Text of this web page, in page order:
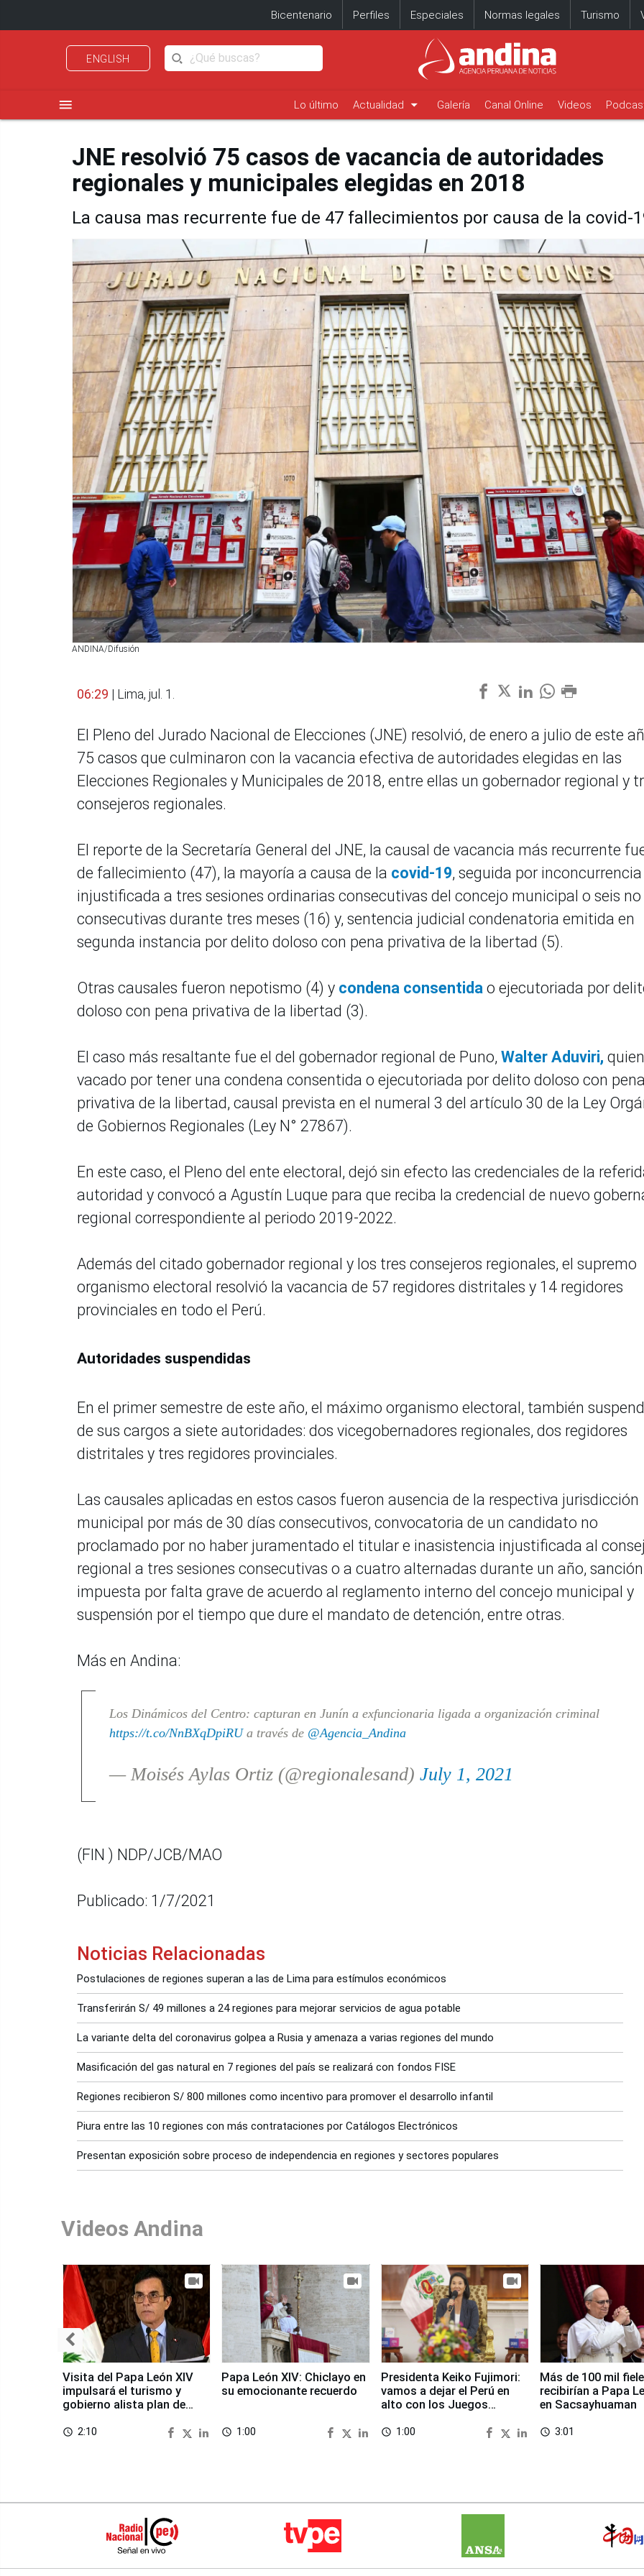
Bicentenario Perfiles Especiales Normas legales Turismo
ENGLISH
menu Lo último Actualidad arrow_drop_down Galería Canal Online Videos
JNE resolvió 75 casos de vacancia de autoridades
regionales y municipales elegidas en 2018
La causa mas recurrente fue de 47 fallecimientos por causa de la covid-
ANDINA/Difusión
06:29 | Lima, jul. 1.
El Pleno del Jurado Nacional de Elecciones (JNE) resolvió, de enero a julio de este
75 casos que culminaron con la vacancia efectiva de autoridades elegidas en las
Elecciones Regionales y Municipales de 2018, entre ellas un gobernador regional y
consejeros regionales.
El reporte de la Secretaría General del JNE, la causal de vacancia más recurrente
de fallecimiento (47), la mayoría a causa de la covid-19, seguida por inconcurrencia
injustificada a tres sesiones ordinarias consecutivas del concejo municipal o seis no
consecutivas durante tres meses (16) y, sentencia judicial condenatoria emitida en
segunda instancia por delito doloso con pena privativa de la libertad (5).
Otras causales fueron nepotismo (4) y condena consentida o ejecutoriada por
doloso con pena privativa de la libertad (3).
El caso más resaltante fue el del gobernador regional de Puno, Walter Aduviri,
vacado por tener una condena consentida o ejecutoriada por delito doloso con pena
privativa de la libertad, causal prevista en el numeral 3 del artículo 30 de la Ley
de Gobiernos Regionales (Ley N° 27867).
En este caso, el Pleno del ente electoral, dejó sin efecto las credenciales de la
autoridad y convocó a Agustín Luque para que reciba la credencial de nuevo
regional correspondiente al periodo 2019-2022.
Además del citado gobernador regional y los tres consejeros regionales, el supremo
organismo electoral resolvió la vacancia de 57 regidores distritales y 14 regidores
provinciales en todo el Perú.
Autoridades suspendidas
En el primer semestre de este año, el máximo organismo electoral, también
de sus cargos a siete autoridades: dos vicegobernadores regionales, dos regidores
distritales y tres regidores provinciales.
Las causales aplicadas en estos casos fueron ausencia de la respectiva jurisdicción
municipal por más de 30 días consecutivos, convocatoria de un candidato no
proclamado por no haber juramentado el titular e inasistencia injustificada al
regional a tres sesiones consecutivas o a cuatro alternadas durante un año, sanción
impuesta por falta grave de acuerdo al reglamento interno del concejo municipal y
suspensión por el tiempo que dure el mandato de detención, entre otras.
Más en Andina:
Los Dinámicos del Centro: capturan en Junín a exfuncionaria ligada a organización criminal
https://t.co/NnBXqDpiRUa través de @Agencia_Andina
— Moisés Aylas Ortiz (@regionalesand) July 1, 2021
(FIN ) NDP/JCB/MAO
Publicado: 1/7/2021
Noticias Relacionadas
Postulaciones de regiones superan a las de Lima para estímulos económicos
Transferirán S/ 49 millones a 24 regiones para mejorar servicios de agua potable
La variante delta del coronavirus golpea a Rusia y amenaza a varias regiones del mundo
Masificación del gas natural en 7 regiones del país se realizará con fondos FISE
Regiones recibieron S/ 800 millones como incentivo para promover el desarrollo infantil
Piura entre las 10 regiones con más contrataciones por Catálogos Electrónicos
Presentan exposición sobre proceso de independencia en regiones y sectores populares
Videos Andina
Visita del Papa León XIV
impulsará el turismo y
gobierno alista plan de
access_time 2:10
Papa León XIV: Chiclayo en
su emocionante recuerdo
access_time 1:00
Presidenta Keiko Fujimori:
vamos a dejar el Perú en
alto con los Juegos
access_time 1:00
Más de 100 mil
recibirían a Papa
en Sacsayhuaman
access_time 3:01